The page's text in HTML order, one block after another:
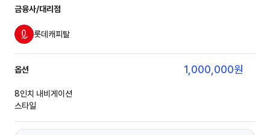
금융사/대리점
롯데캐피탈
옵션 1,000,000원
8인치 내비게이션
스타일